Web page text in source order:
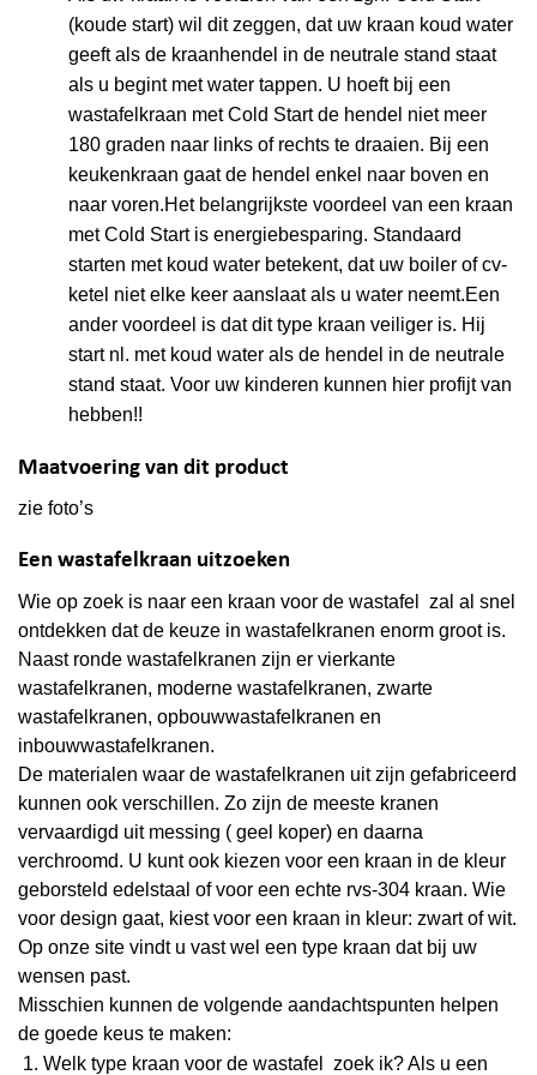
(koude start) wil dit zeggen, dat uw kraan koud water
geeft als de kraanhendel in de neutrale stand staat
als u begint met water tappen. U hoeft bij een
wastafelkraan met Cold Start de hendel niet meer
180 graden naar links of rechts te draaien. Bij een
keukenkraan gaat de hendel enkel naar boven en
naar voren.Het belangrijkste voordeel van een kraan
met Cold Start is energiebesparing. Standaard
starten met koud water betekent, dat uw boiler of cv-
ketel niet elke keer aanslaat als u water neemt.Een
ander voordeel is dat dit type kraan veiliger is. Hij
start nl. met koud water als de hendel in de neutrale
stand staat. Voor uw kinderen kunnen hier profijt van
hebben!!
Maatvoering van dit product
zie foto’s
Een wastafelkraan uitzoeken
Wie op zoek is naar een kraan voor de wastafel zal al snel
ontdekken dat de keuze in wastafelkranen enorm groot is.
Naast ronde wastafelkranen zijn er vierkante
wastafelkranen, moderne wastafelkranen, zwarte
wastafelkranen, opbouwwastafelkranen en
inbouwwastafelkranen.
De materialen waar de wastafelkranen uit zijn gefabriceerd
kunnen ook verschillen. Zo zijn de meeste kranen
vervaardigd uit messing ( geel koper) en daarna
verchroomd. U kunt ook kiezen voor een kraan in de kleur
geborsteld edelstaal of voor een echte rvs-304 kraan. Wie
voor design gaat, kiest voor een kraan in kleur: zwart of wit.
Op onze site vindt u vast wel een type kraan dat bij uw
wensen past.
Misschien kunnen de volgende aandachtspunten helpen
de goede keus te maken:
Welk type kraan voor de wastafel zoek ik? Als u een